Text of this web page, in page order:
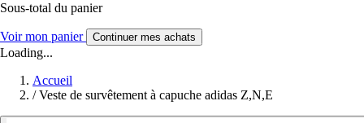
Sous-total du panier
Voir mon panier Continuer mes achats
Loading...
Accueil
/ Veste de survêtement à capuche adidas Z,N,E